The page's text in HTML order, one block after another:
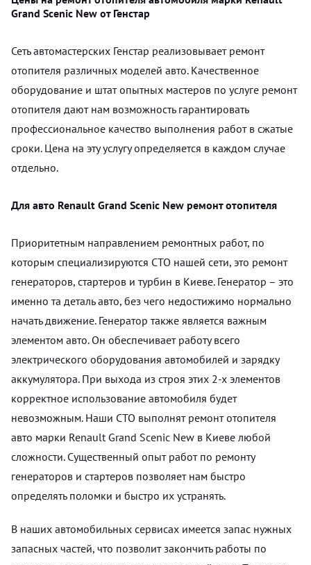
Grand Scenic New от Генстар
Сеть автомастерских Генстар реализовывает ремонт
отопителя различных моделей авто. Качественное
оборудование и штат опытных мастеров по услуге ремонт
отопителя дают нам возможность гарантировать
профессиональное качество выполнения работ в сжатые
сроки. Цена на эту услугу определяется в каждом случае
отдельно.
Для авто Renault Grand Scenic New ремонт отопителя
Приоритетным направлением ремонтных работ, по
которым специализируются СТО нашей сети, это ремонт
генераторов, стартеров и турбин в Киеве. Генератор – это
именно та деталь авто, без чего недостижимо нормально
начать движение. Генератор также является важным
элементом авто. Он обеспечивает работу всего
электрического оборудования автомобилей и зарядку
аккумулятора. При выхода из строя этих 2-х элементов
корректное использование автомобиля будет
невозможным. Наши СТО выполнят ремонт отопителя
авто марки Renault Grand Scenic New в Киеве любой
сложности. Существенный опыт работ по ремонту
генераторов и стартеров позволяет нам быстро
определять поломки и быстро их устранять.
В наших автомобильных сервисах имеется запас нужных
запасных частей, что позволит закончить работы по